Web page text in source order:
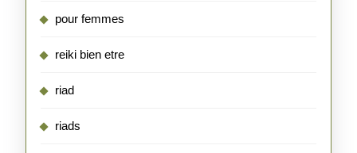
pour femmes
reiki bien etre
riad
riads